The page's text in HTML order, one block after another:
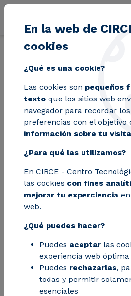
Pasar al contenido principal
Blog CIRCE, socio
CIRCE, socio
fundador
Clúster de
Circular de
CIRCLEAR
unen para convertir la
motor de
liderazgo europeo
En la web de
cookies
¿Qué es una cookie?
Las cookies son pequeños
texto que los sitios web
navegador para recordar
preferencias con el objetivo
información sobre tu
¿Para qué las utilizamos?
En CIRCE - Centro
las cookies con fines
mejorar tu experciencia
web.
¿Qué puedes hacer?
Puedes aceptar las
experiencia web óptima
Puedes rechazarlas,
todas y permitir
esenciales